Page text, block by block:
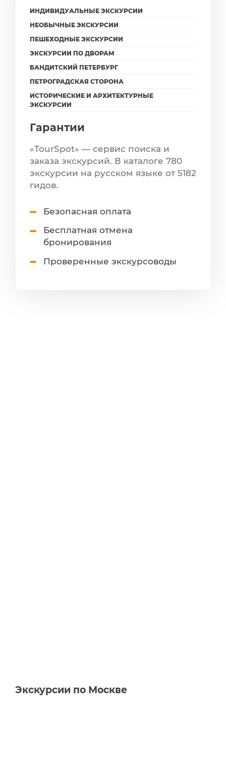
ИНДИВИДУАЛЬНЫЕ ЭКСКУРСИИ
НЕОБЫЧНЫЕ ЭКСКУРСИИ
ПЕШЕХОДНЫЕ ЭКСКУРСИИ
ЭКСКУРСИИ ПО ДВОРАМ
БАНДИТСКИЙ ПЕТЕРБУРГ
ПЕТРОГРАДСКАЯ СТОРОНА
ИСТОРИЧЕСКИЕ И АРХИТЕКТУРНЫЕ
ЭКСКУРСИИ
Гарантии
«TourSpot» — сервис поиска и
заказа экскурсий. В каталоге 780
экскурсии на русском языке от 5182
гидов.
Безопасная оплата
Бесплатная отмена
бронирования
Проверенные экскурсоводы
Экскурсии по Москве